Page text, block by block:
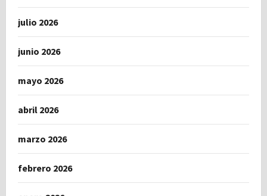
julio 2026
junio 2026
mayo 2026
abril 2026
marzo 2026
febrero 2026